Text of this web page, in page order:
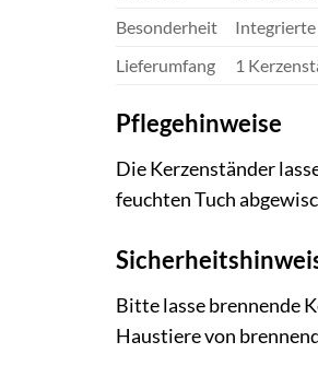
Besonderheit
Lieferumfang
1
Pflegehinweise
Die Kerzenständer
feuchten Tuch
Bitte lasse brennende
Haustiere von